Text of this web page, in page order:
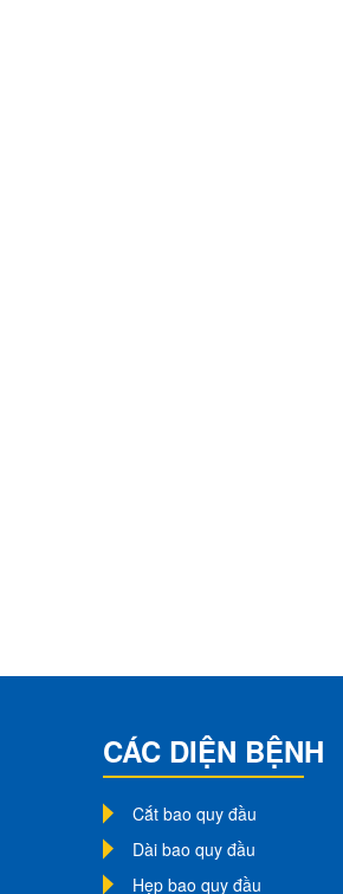
CÁC DIỆN BỆNH
Cắt bao quy đầu
Dài bao quy đầu
Hẹp bao quy đầu